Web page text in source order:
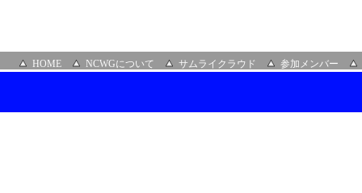
HOME NCWGについて サムライクラウド 参加メンバー